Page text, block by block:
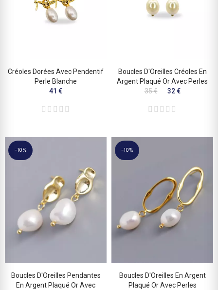
Créoles Dorées Avec Pendentif
Perle Blanche
41 €
Boucles D'Oreilles Créoles En
Argent Plaqué Or Avec Perles
35 €
32 €
-10%
Boucles D'Oreilles Pendantes
En Argent Plaqué Or Avec
-10%
Boucles D'Oreilles En Argent
Plaqué Or Avec Perles